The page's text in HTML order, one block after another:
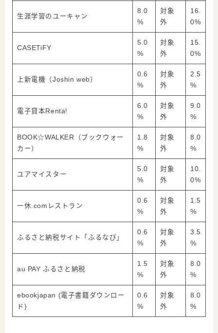
生涯学習のユーキャン
8.0
%
対象
外
16.
0%
CASETiFY
5.0
%
対象
外
15.
0%
上新電機（Joshin web）
0.6
%
対象
外
2.5
%
電子貸本Renta!
6.0
%
対象
外
9.0
%
BOOK☆WALKER（ブックウォー
カー）
1.8
%
対象
外
8.0
%
ユアマイスター
5.0
%
対象
外
10.
0%
一休.comレストラン
0.6
%
対象
外
1.5
%
ふるさと納税サイト「ふるなび」
0.6
%
対象
外
3.5
%
au PAY ふるさと納税
1.5
%
対象
外
8.0
%
ebookjapan (電子書籍ダウンロー
ド)
0.6
%
対象
外
8.0
%